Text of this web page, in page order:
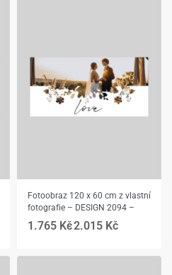
Fotoobraz 120 x 60 cm z vlastní
fotografie – DESIGN 2094 –
1.765 Kč2.015 Kč